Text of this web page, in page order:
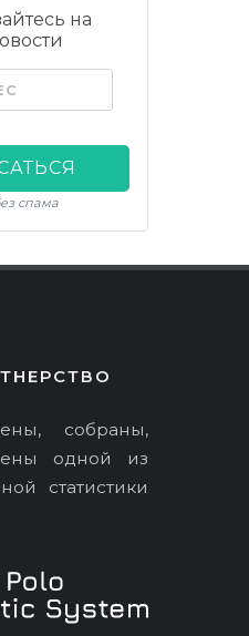
на
спама
собраны,
одной из
статистики